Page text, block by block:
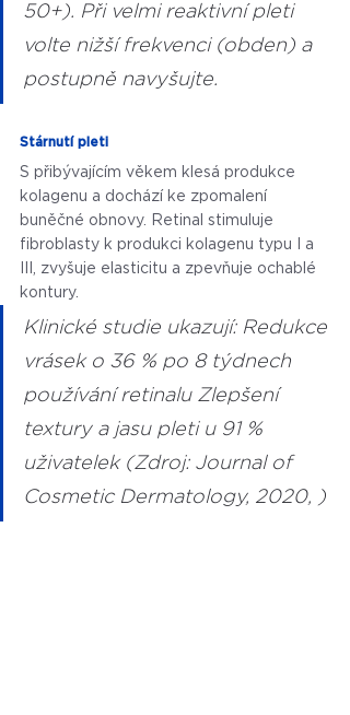
50+). Při velmi reaktivní pleti
volte nižší frekvenci (obden) a
postupně navyšujte.
Stárnutí pleti
S přibývajícím věkem klesá produkce
kolagenu a dochází ke zpomalení
buněčné obnovy. Retinal stimuluje
fibroblasty k produkci kolagenu typu I a
III, zvyšuje elasticitu a zpevňuje ochablé
kontury.
Klinické studie ukazují: Redukce
vrásek o 36 % po 8 týdnech
používání retinalu Zlepšení
textury a jasu pleti u 91 %
uživatelek (Zdroj: Journal of
Cosmetic Dermatology, 2020, )